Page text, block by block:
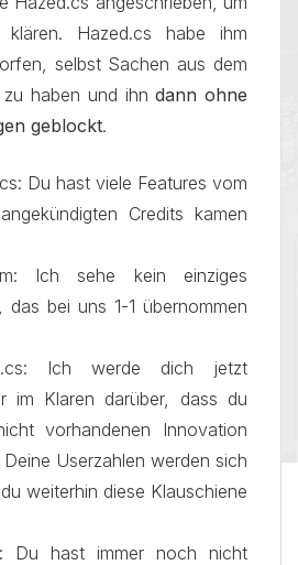
Hazed.cs habe ihm
selbst Sachen aus dem
haben und ihn dann ohne
geblockt.
Du hast viele Features vom
Credits kamen
Ich sehe kein einziges
das bei uns 1-1 übernommen
Ich werde dich jetzt
im Klaren darüber, dass du
vorhandenen Innovation
Userzahlen werden sich
weiterhin diese Klauschiene
Du hast immer noch nicht